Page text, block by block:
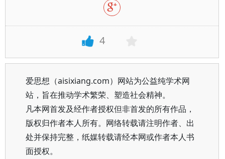
4
爱思想（aisixiang.com）网站为公益纯学术网
站，旨在推动学术繁荣、塑造社会精神。
凡本网首发及经作者授权但非首发的所有作品，
版权归作者本人所有。网络转载请注明作者、出
处并保持完整，纸媒转载请经本网或作者本人书
面授权。